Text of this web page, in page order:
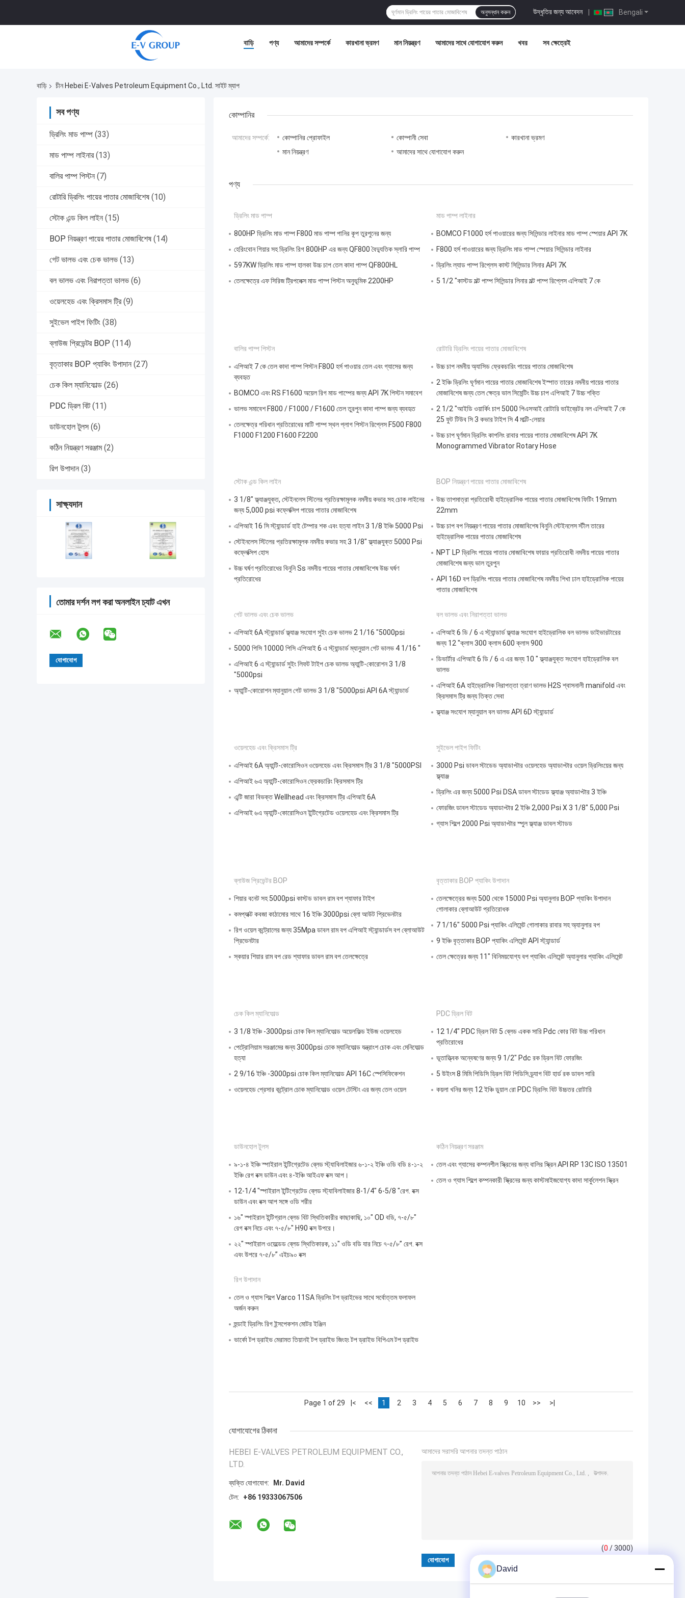
Bengali
উদ্ধৃতির জন্য আবেদন |
অনুসন্ধান করুন
বাড়ি পণ্য আমাদের সম্পর্কে কারখানা ভ্রমণ মান নিয়ন্ত্রণ আমাদের সাথে যোগাযোগ করুন খবর সব ক্ষেত্রেই
বাড়ি চীন Hebei E-Valves Petroleum Equipment Co., Ltd. সাইট ম্যাপ
সব পণ্য
ড্রিলিং মাড পাম্প (33)
মাড পাম্প লাইনার (13)
বালির পাম্প পিস্টন (7)
রোটারি ড্রিলিং পায়ের পাতার মোজাবিশেষ (10)
স্টোক এন্ড কিল লাইন (15)
BOP নিয়ন্ত্রণ পায়ের পাতার মোজাবিশেষ (14)
গেট ভালভ এবং চেক ভালভ (13)
বল ভালভ এবং নিরাপত্তা ভালভ (6)
ওয়েলহেড এবং ক্রিসমাস ট্রি (9)
সুইভেল পাইপ ফিটিং (38)
ব্লাউজ প্রিভেন্টর BOP (114)
বৃত্তাকার BOP প্যাকিং উপাদান (27)
চেক কিল ম্যানিফোল্ড (26)
PDC ড্রিল বিট (11)
ডাউনহোল টুলস (6)
কঠিন নিয়ন্ত্রণ সরঞ্জাম (2)
রিগ উপাদান (3)
সাক্ষ্যদান
তোমার দর্শন লগ করা অনলাইন চ্যাট এখন
কোম্পানির
আমাদের সম্পর্কে: কোম্পানির প্রোফাইল কোম্পানী সেবা
কারখানা ভ্রমণ
মান নিয়ন্ত্রণ
আমাদের সাথে যোগাযোগ করুন
পণ্য
ড্রিলিং মাড পাম্প
800HP ড্রিলিং মাড পাম্প F800 মাড পাম্প পানির কূপ তুরপুনের জন্য
হেরিংবোন গিয়ার সহ ড্রিলিং রিগ 800HP এর জন্য QF800 বৈদ্যুতিক স্লারি পাম্প
597KW ড্রিলিং মাড পাম্প হালকা উচ্চ চাপ তেল কাদা পাম্প QF800HL
তেলক্ষেত্রে এফ সিরিজ ট্রিপলেক্স মাড পাম্প পিস্টন অনুভূমিক 2200HP
মাড পাম্প লাইনার
BOMCO F1000 হর্স পাওয়ারের জন্য সিলিন্ডার লাইনার মাড পাম্প স্পেয়ার API 7K
F800 হর্স পাওয়ারের জন্য ড্রিলিং মাড পাম্প স্পেয়ার সিলিন্ডার লাইনার
ড্রিলিং ল্যাড পাম্প রিপ্লেস কাস্ট সিলিন্ডার লিনার API 7K
5 1/2 "কাস্টড মল্ট পাম্প সিলিন্ডার লিনার মল্ট পাম্প রিপ্লেস এপিআই 7 কে
বালির পাম্প পিস্টন
এপিআই 7 কে তেল কাদা পাম্প পিস্টন F800 হর্স পাওয়ার তেল এবং গ্যাসের জন্য
ব্যবহৃত
BOMCO এবং RS F1600 অয়েল রিগ মাড পাম্পের জন্য API 7K পিস্টন সমাবেশ
ভালভ সমাবেশ F800 / F1000 / F1600 তেল তুরপুন কাদা পাম্প জন্য ব্যবহৃত
তেলক্ষেত্র পরিধান প্রতিরোধের মাটি পাম্প স্থল প্লাগ পিস্টন রিপ্লেস F500 F800
F1000 F1200 F1600 F2200
রোটারি ড্রিলিং পায়ের পাতার মোজাবিশেষ
উচ্চ চাপ নমনীয় অ্যাসিড ফ্রেকচারিং পায়ের পাতার মোজাবিশেষ
2 ইঞ্চি ড্রিলিং ঘূর্ণমান পায়ের পাতার মোজাবিশেষ ইস্পাত তারের নমনীয় পায়ের পাতার
মোজাবিশেষ জন্য তেল ক্ষেত্র ভাল সিমেন্টিং উচ্চ চাপ এপিআই 7 উচ্চ শক্তি
2 1/2 "আইডি ওয়ার্কিং চাপ 5000 পিএসআই রোটারি ভাইব্রেটর নল এপিআই 7 কে
25 ফুট টিউব সি 3 কভার টাইপ সি 4 মাল্টি-লেয়ার
উচ্চ চাপ ঘূর্ণমান ড্রিলিং কাপলিং রাবার পায়ের পাতার মোজাবিশেষ API 7K
Monogrammed Vibrator Rotary Hose
স্টোক এন্ড কিল লাইন
3 1/8" ফ্ল্যাঞ্জযুক্ত, স্টেইনলেস স্টিলের প্রতিরক্ষামূলক নমনীয় কভার সহ চোক লাইনের
জন্য 5,000 psi কফ্লেক্সিপ পায়ের পাতার মোজাবিশেষ
এপিআই 16 সি স্ট্যান্ডার্ড হাই টেম্পার শক এবং হত্যা লাইন 3 1/8 ইঞ্চি 5000 Psi
স্টেইনলেস স্টিলের প্রতিরক্ষামূলক নমনীয় কভার সহ 3 1/8" ফ্ল্যাঞ্জযুক্ত 5000 Psi
কফ্লেক্সিপ হোস
উচ্চ ঘর্ষণ প্রতিরোধের বিনুনি Ss নমনীয় পায়ের পাতার মোজাবিশেষ উচ্চ ঘর্ষণ
প্রতিরোধের
BOP নিয়ন্ত্রণ পায়ের পাতার মোজাবিশেষ
উচ্চ তাপমাত্রা প্রতিরোধী হাইড্রোলিক পায়ের পাতার মোজাবিশেষ ফিটিং 19mm
22mm
উচ্চ চাপ বপ নিয়ন্ত্রণ পায়ের পাতার মোজাবিশেষ বিনুনি স্টেইনলেস স্টীল তারের
হাইড্রোলিক পায়ের পাতার মোজাবিশেষ
NPT LP ড্রিলিং পায়ের পাতার মোজাবিশেষ ফায়ার প্রতিরোধী নমনীয় পায়ের পাতার
মোজাবিশেষ জন্য ভাল তুরপুন
API 16D বপ ড্রিলিং পায়ের পাতার মোজাবিশেষ নমনীয় শিখা ঢাল হাইড্রোলিক পায়ের
পাতার মোজাবিশেষ
গেট ভালভ এবং চেক ভালভ
এপিআই 6A স্ট্যান্ডার্ড ফ্ল্যাঞ্জ সংযোগ সুইং চেক ভালভ 2 1/16 "5000psi
5000 পিসি 10000 পিসি এপিআই 6 এ স্ট্যান্ডার্ড ম্যানুয়াল গেট ভালভ 4 1/16 "
এপিআই 6 এ স্ট্যান্ডার্ড সুইং লিফট টাইপ চেক ভালভ অ্যান্টি-কোরোশন 3 1/8
"5000psi
অ্যান্টি-কোরোশন ম্যানুয়াল গেট ভালভ 3 1/8 "5000psi API 6A স্ট্যান্ডার্ড
বল ভালভ এবং নিরাপত্তা ভালভ
এপিআই 6 ডি / 6 এ স্ট্যান্ডার্ড ফ্ল্যাঞ্জ সংযোগ হাইড্রোলিক বল ভালভ ডাইভারটারের
জন্য 12 "ক্লাস 300 ক্লাস 600 ক্লাস 900
ডিভার্টার এপিআই 6 ডি / 6 এ এর জন্য 10 " ফ্ল্যাঞ্জযুক্ত সংযোগ হাইড্রোলিক বল
ভালভ
এপিআই 6A হাইড্রোলিক নিরাপত্তা ত্রাণ ভালভ H2S শ্বাসনালী manifold এবং
ক্রিসমাস ট্রি জন্য তিক্ত সেবা
ফ্ল্যাঞ্জ সংযোগ ম্যানুয়াল বল ভালভ API 6D স্ট্যান্ডার্ড
ওয়েলহেড এবং ক্রিসমাস ট্রি
এপিআই 6A অ্যান্টি-কোরোসিওন ওয়েলহেড এবং ক্রিসমাস ট্রি 3 1/8 "5000PSI
এপিআই ৬এ অ্যান্টি-কোরোসিওন ফ্রেকচারিং ক্রিসমাস ট্রি
এন্টি জারা বিভক্ত Wellhead এবং ক্রিসমাস ট্রি এপিআই 6A
এপিআই ৬এ অ্যান্টি-কোরোসিওন ইন্টিগ্রেটেড ওয়েলহেড এবং ক্রিসমাস ট্রি
সুইভেল পাইপ ফিটিং
3000 Psi ডাবল স্টাডেড অ্যাডাপ্টার ওয়েলহেড অ্যাডাপ্টার ওয়েল ড্রিলিংয়ের জন্য
ফ্ল্যাঞ্জ
ড্রিলিং এর জন্য 5000 Psi DSA ডাবল স্টাডেড ফ্ল্যাঞ্জ অ্যাডাপ্টার 3 ইঞ্চি
ফোরজিং ডাবল স্টাডেড অ্যাডাপ্টার 2 ইঞ্চি 2,000 Psi X 3 1/8" 5,000 Psi
গ্যাস শিল্পে 2000 Psi অ্যাডাপ্টার স্পুল ফ্ল্যাঞ্জ ডাবল স্টাডড
ব্লাউজ প্রিভেন্টর BOP
শিয়ার বনেট সহ 5000psi কাস্টড ডাবল রাম বপ শ্যাফার টাইপ
কমপ্যাক্ট কবজা কাঠামোর সাথে 16 ইঞ্চি 3000psi ব্লো আউট প্রিভেনটার
রিগ ওয়েল কন্ট্রোলের জন্য 35Mpa ডাবল রাম বপ এপিআই স্ট্যান্ডার্ডস বপ ব্লোআউট
প্রিভেনটার
স্কয়ার শিয়ার রাম বপ রেড শ্যাফার ডাবল রাম বপ তেলক্ষেত্রে
বৃত্তাকার BOP প্যাকিং উপাদান
তেলক্ষেত্রের জন্য 500 থেকে 15000 Psi অ্যানুলার BOP প্যাকিং উপাদান
গোলাকার ব্লোআউট প্রতিরোধক
7 1/16" 5000 Psi প্যাকিং এলিমেন্ট গোলাকার রাবার সহ অ্যানুলার বপ
9 ইঞ্চি বৃত্তাকার BOP প্যাকিং এলিমেন্ট API স্ট্যান্ডার্ড
তেল ক্ষেত্রের জন্য 11" বিনিময়যোগ্য বপ প্যাকিং এলিমেন্ট অ্যানুলার প্যাকিং এলিমেন্ট
চেক কিল ম্যানিফোল্ড
3 1/8 ইঞ্চি -3000psi চোক কিল ম্যানিফোল্ড অয়েলফিল্ড ইউজ ওয়েলহেড
পেট্রোলিয়াম সরঞ্জামের জন্য 3000psi চোক ম্যানিফোল্ড যন্ত্রাংশ চোক এবং মেনিফোল্ড
হত্যা
2 9/16 ইঞ্চি -3000psi চোক কিল ম্যানিফোল্ড API 16C স্পেসিফিকেশন
ওয়েলহেড প্রেসার কন্ট্রোল চোক ম্যানিফোল্ড ওয়েল টেস্টিং এর জন্য তেল ওয়েল
PDC ড্রিল বিট
12 1/4" PDC ড্রিল বিট 5 ব্লেড একক সারি Pdc কোর বিট উচ্চ পরিধান
প্রতিরোধের
ভূতাত্ত্বিক অন্বেষণের জন্য 9 1/2" Pdc রক ড্রিল বিট ফোরজিং
5 উইংস 8 মিমি পিডিসি ড্রিল বিট পিডিসি ড্র্যাগ বিট হার্ড রক ডাবল সারি
কয়লা খনির জন্য 12 ইঞ্চি ডুয়াল রো PDC ড্রিলিং বিট উচ্চতর রোটারি
ডাউনহোল টুলস
৯-১-৪ ইঞ্চি স্পাইরাল ইন্টিগ্রেটেড ব্লেড স্ট্যাবিলাইজার ৬-১-২ ইঞ্চি ওডি বডি ৪-১-২
ইঞ্চি রেগ বক্স ডাউন এবং ৪-ইঞ্চি আইএফ বক্স আপ।
12-1/4 "স্পাইরাল ইন্টিগ্রেটেড ব্লেড স্ট্যাবিলাইজার 8-1/4" 6-5/8 "রেগ. বক্স
ডাউন এবং বক্স আপ সঙ্গে ওডি শরীর
১৬" স্পাইরাল ইন্টিগ্রাল ব্লেড বিট স্থিতিকারীর কাছাকাছি, ১০" OD বডি, ৭-৫/৮"
রেগ বক্স নিচে এবং ৭-৫/৮" H90 বক্স উপরে।
২২" স্পাইরাল ওয়েল্ডেড ব্লেড স্থিতিকারক, ১১" ওডি বডি যার নিচে ৭-৫/৮” রেগ. বক্স
এবং উপরে ৭-৫/৮” এইচ৯০ বক্স
কঠিন নিয়ন্ত্রণ সরঞ্জাম
তেল এবং গ্যাসের কম্পনশীল স্ক্রিনের জন্য বালির স্ক্রিন API RP 13C ISO 13501
তেল ও গ্যাস শিল্পে কম্পনকারী স্ক্রিনের জন্য কাস্টমাইজযোগ্য কাদা সার্কুলেশন স্ক্রিন
রিগ উপাদান
তেল ও গ্যাস শিল্পে Varco 11SA ড্রিলিং টপ ড্রাইভের সাথে সর্বোত্তম ফলাফল
অর্জন করুন
হুন্ডাই ড্রিলিং রিগ ইন্সপেকশন মোটর ইঞ্জিন
ভার্কো টপ ড্রাইভ মেরামত তিয়ানই টপ ড্রাইভ জিংহং টপ ড্রাইভ বিপিএম টপ ড্রাইভ
Page 1 of 29 |< << 1 2 3 4 5 6 7 8 9 10 >> >|
যোগাযোগের ঠিকানা
HEBEI E-VALVES PETROLEUM EQUIPMENT CO.,
LTD.
ব্যক্তি যোগাযোগ:
Mr. David
টেল:
+86 19333067506
আমাদের সরাসরি আপনার তদন্ত পাঠান
(0 / 3000)
David